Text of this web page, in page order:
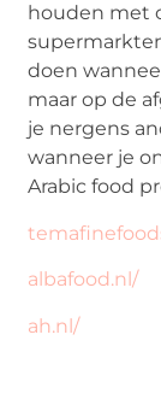
houden met
doen
maar op de
je nergens
wanneer je
Arabic food
albafood.nl/
ah.nl/